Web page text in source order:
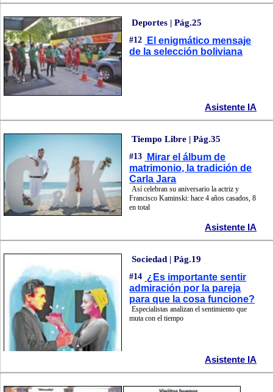
Deportes | Pág.25
#12
El enigmático mensaje
de la selección boliviana
Asistente IA
Tiempo Libre | Pág.35
#13
Mirar el álbum de
matrimonio, la tradición de
Carla Jara
Así celebran su aniversario la actriz y
Francisco Kaminski: hace 4 años casados, 8
en total
Asistente IA
Sociedad | Pág.19
#14 ¿Es importante sentir
admiración por la pareja
para que la cosa funcione?
Especialistas analizan el sentimiento que
muta con el tiempo
Asistente IA